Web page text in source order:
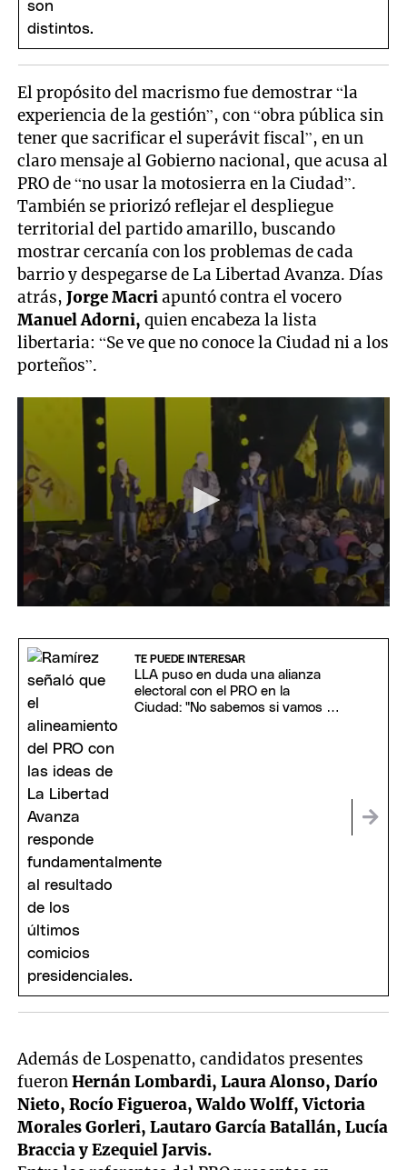
El propósito del macrismo fue demostrar “la
experiencia de la gestión”, con “obra pública sin
tener que sacrificar el superávit fiscal”, en un
claro mensaje al Gobierno nacional, que acusa al
PRO de “no usar la motosierra en la Ciudad”.
También se priorizó reflejar el despliegue
territorial del partido amarillo, buscando
mostrar cercanía con los problemas de cada
barrio y despegarse de La Libertad Avanza. Días
atrás,Jorge Macriapuntó contra el vocero
Manuel Adorni, quien encabeza la lista
libertaria: “Se ve que no conoce la Ciudad ni a los
porteños”.
of
50
TE PUEDE INTERESAR
LLA puso en duda una alianza
electoral con el PRO en la
Ciudad: "No sabemos si vamos a
Además de Lospenatto, candidatos presentes
fueronHernán Lombardi, Laura Alonso, Darío
Nieto, Rocío Figueroa, Waldo Wolff, Victoria
Morales Gorleri, Lautaro García Batallán, Lucía
Braccia y Ezequiel Jarvis.